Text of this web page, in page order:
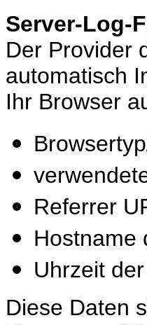
Server-Log-
Der Provider
automatisch
Ihr Browser
Referrer
Hostname
Uhrzeit
Diese Daten